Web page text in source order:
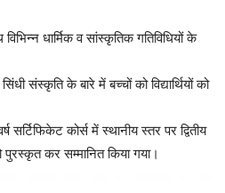
धार्मिक व सांस्कृतिक गतिविधियों के
संस्कृति के बारे में बच्चों को विद्यार्थियों को
सर्टिफिकेट कोर्स में स्थानीय स्तर पर द्वितीय
पुरस्कृत कर सम्मानित किया गया।